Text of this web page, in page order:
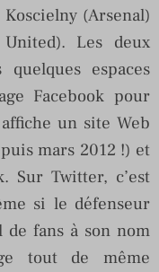
(Arsenal)
Les deux
espaces
Facebook pour
un site Web
mars 2012 !) et
Sur Twitter, c’est
si le défenseur
de fans à son nom
tout de même